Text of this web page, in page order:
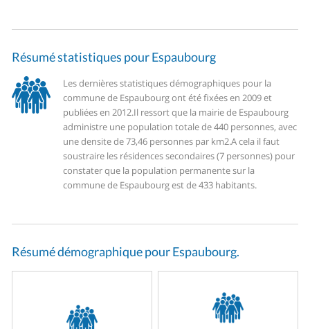
Résumé statistiques pour Espaubourg
Les dernières statistiques démographiques pour la
commune de Espaubourg ont été fixées en 2009 et
publiées en 2012.Il ressort que la mairie de Espaubourg
administre une population totale de 440 personnes, avec
une densite de 73,46 personnes par km2.A cela il faut
soustraire les résidences secondaires (7 personnes) pour
constater que la population permanente sur la
commune de Espaubourg est de 433 habitants.
Résumé démographique pour Espaubourg.